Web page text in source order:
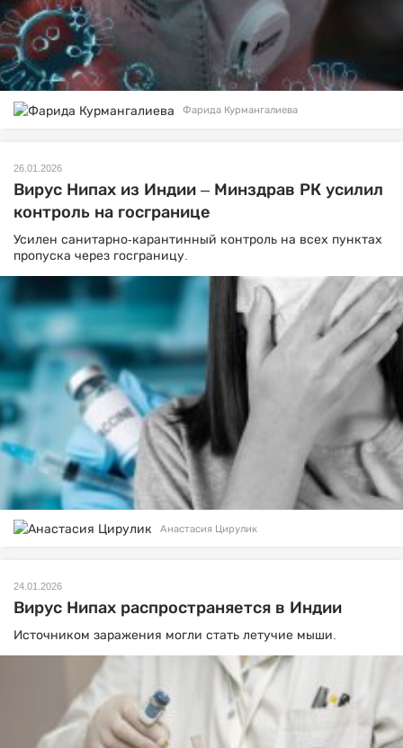
Фарида Курмангалиева
26.01.2026
Вирус Нипах из Индии – Минздрав РК усилил
контроль на госгранице
Усилен санитарно-карантинный контроль на всех пунктах
пропуска через госграницу.
Анастасия Цирулик
24.01.2026
Вирус Нипах распространяется в Индии
Источником заражения могли стать летучие мыши.